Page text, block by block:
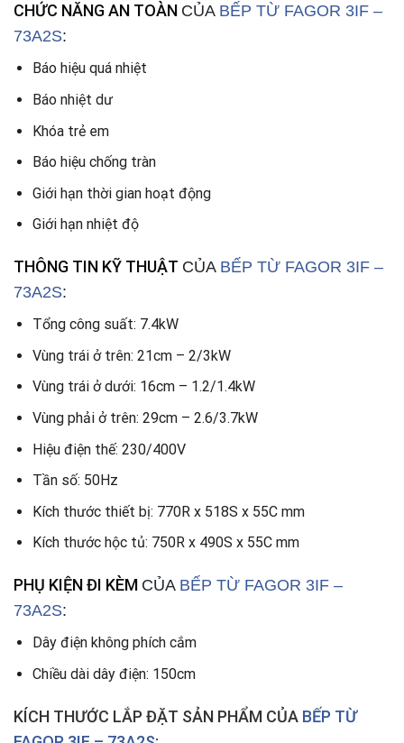
CHỨC NĂNG AN TOÀN CỦA BẾP TỪ FAGOR 3IF –
73A2S:
Báo hiệu quá nhiệt
Báo nhiệt dư
Khóa trẻ em
Báo hiệu chống tràn
Giới hạn thời gian hoạt động
Giới hạn nhiệt độ
THÔNG TIN KỸ THUẬT CỦA BẾP TỪ FAGOR 3IF –
73A2S:
Tổng công suất: 7.4kW
Vùng trái ở trên: 21cm – 2/3kW
Vùng trái ở dưới: 16cm – 1.2/1.4kW
Vùng phải ở trên: 29cm – 2.6/3.7kW
Hiệu điện thế: 230/400V
Tần số: 50Hz
Kích thước thiết bị: 770R x 518S x 55C mm
Kích thước hộc tủ: 750R x 490S x 55C mm
PHỤ KIỆN ĐI KÈM CỦA BẾP TỪ FAGOR 3IF –
73A2S:
Dây điện không phích cắm
Chiều dài dây điện: 150cm
KÍCH THƯỚC LẮP ĐẶT SẢN PHẨM CỦA BẾP TỪ